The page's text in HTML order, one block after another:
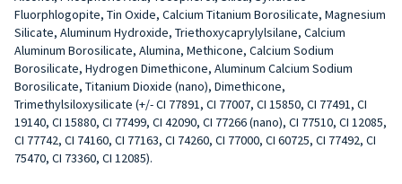
Fluorphlogopite, Tin Oxide, Calcium Titanium Borosilicate, Magnesium
Silicate, Aluminum Hydroxide, Triethoxycaprylylsilane, Calcium
Aluminum Borosilicate, Alumina, Methicone, Calcium Sodium
Borosilicate, Hydrogen Dimethicone, Aluminum Calcium Sodium
Borosilicate, Titanium Dioxide (nano), Dimethicone,
Trimethylsiloxysilicate (+/- CI 77891, CI 77007, CI 15850, CI 77491, CI
19140, CI 15880, CI 77499, CI 42090, CI 77266 (nano), CI 77510, CI 12085,
CI 77742, CI 74160, CI 77163, CI 74260, CI 77000, CI 60725, CI 77492, CI
75470, CI 73360, CI 12085).